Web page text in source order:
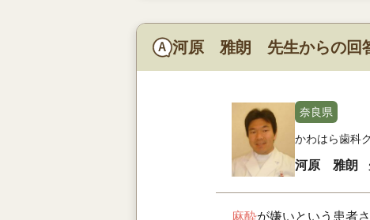
河原 雅朗 先生からの回
奈良県
かわはら歯科
河原 雅朗
麻酔が嫌いという患者